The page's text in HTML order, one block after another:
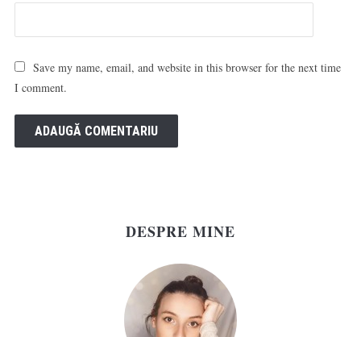
Save my name, email, and website in this browser for the next time
I comment.
DESPRE MINE